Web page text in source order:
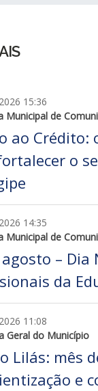
15:36
Municipal de
ao
o
14:35
Municipal de
– Dia
da
11:08
Geral do Município
Lilás: mês
e